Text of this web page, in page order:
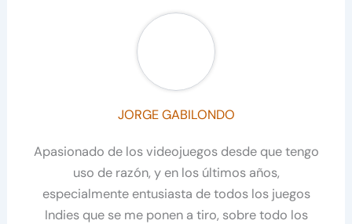
JORGE GABILONDO
Apasionado de los videojuegos desde que tengo
uso de razón, y en los últimos años,
especialmente entusiasta de todos los juegos
Indies que se me ponen a tiro, sobre todo los